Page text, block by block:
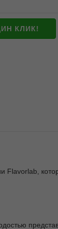
КЛИК!